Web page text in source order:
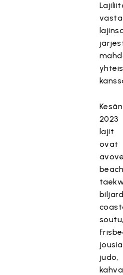
Kesän
2023
lajit
ovat
beach
soutu,
judo,